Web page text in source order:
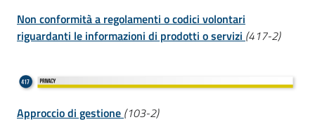
Non conformità a regolamenti o codici volontari
riguardanti le informazioni di prodotti o servizi (417-2)
Approccio di gestione (103-2)